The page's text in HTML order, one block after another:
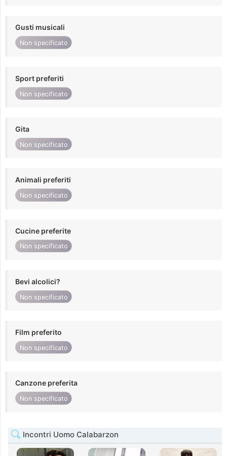
Gusti musicali
Non specificato
Sport preferiti
Non specificato
Gita
Non specificato
Animali preferiti
Non specificato
Cucine preferite
Non specificato
Bevi alcolici?
Non specificato
Film preferito
Non specificato
Canzone preferita
Non specificato
Incontri Uomo Calabarzon